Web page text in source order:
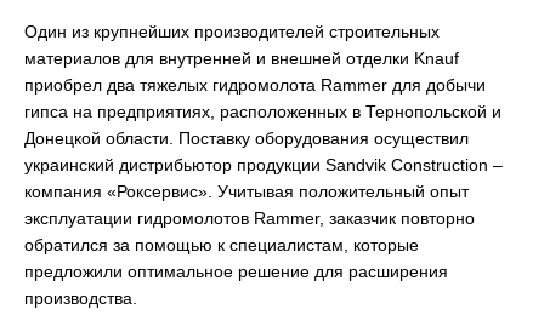
Один из крупнейших производителей строительных
материалов для внутренней и внешней отделки Knauf
приобрел два тяжелых гидромолота Rammer для добычи
гипса на предприятиях, расположенных в Тернопольской и
Донецкой области. Поставку оборудования осуществил
украинский дистрибьютор продукции Sandvik Construction –
компания «Роксервис». Учитывая положительный опыт
эксплуатации гидромолотов Rammer, заказчик повторно
обратился за помощью к специалистам, которые
предложили оптимальное решение для расширения
производства.